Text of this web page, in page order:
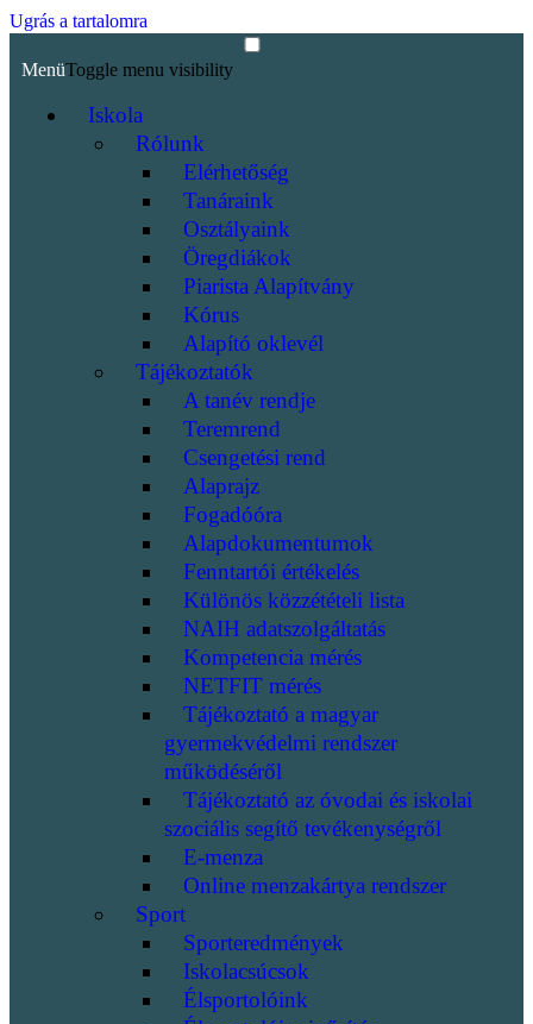
Ugrás a tartalomra
MenüToggle menu visibility
Iskola
Rólunk
Elérhetőség
Tanáraink
Osztályaink
Öregdiákok
Piarista Alapítvány
Kórus
Alapító oklevél
Tájékoztatók
A tanév rendje
Teremrend
Csengetési rend
Alaprajz
Fogadóóra
Alapdokumentumok
Fenntartói értékelés
Különös közzétételi lista
NAIH adatszolgáltatás
Kompetencia mérés
NETFIT mérés
Tájékoztató a magyar
gyermekvédelmi rendszer
működéséről
Tájékoztató az óvodai és iskolai
szociális segítő tevékenységről
E-menza
Online menzakártya rendszer
Sport
Sporteredmények
Iskolacsúcsok
Élsportolóink